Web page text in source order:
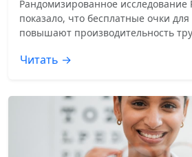
Рандомизированное исследование
показало, что бесплатные очки
повышают производительность
Читать →